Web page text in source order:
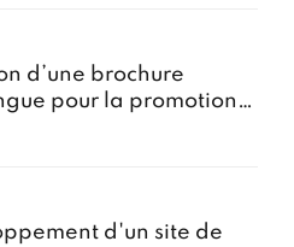
d’une brochure
pour la promotion
d'un site de